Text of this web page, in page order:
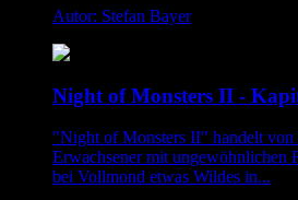
Autor: Stefan Bayer
Night of Monsters II -
"Night of Monsters II" handelt von
Erwachsener mit ungewöhnlichen
bei Vollmond etwas Wildes in...